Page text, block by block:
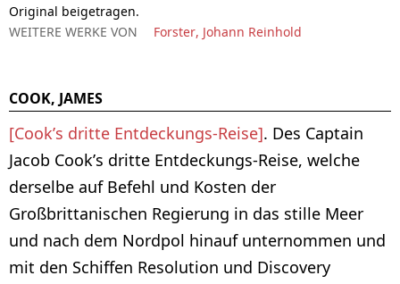
Original beigetragen.
WEITERE WERKE VON
Forster, Johann Reinhold
COOK, JAMES
[Cook’s dritte Entdeckungs-Reise]. Des Captain
Jacob Cook’s dritte Entdeckungs-Reise, welche
derselbe auf Befehl und Kosten der
Großbrittanischen Regierung in das stille Meer
und nach dem Nordpol hinauf unternommen und
mit den Schiffen Resolution und Discovery